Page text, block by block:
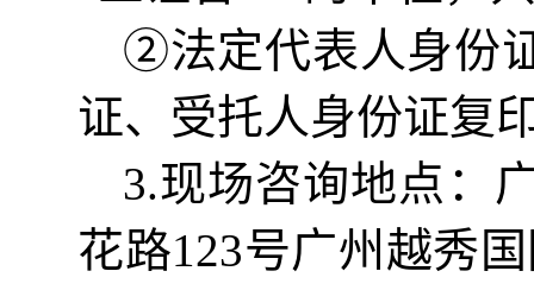
②法定代表人身份
证、受托人身份证复
3.现场咨询地点：
花路123号广州越秀